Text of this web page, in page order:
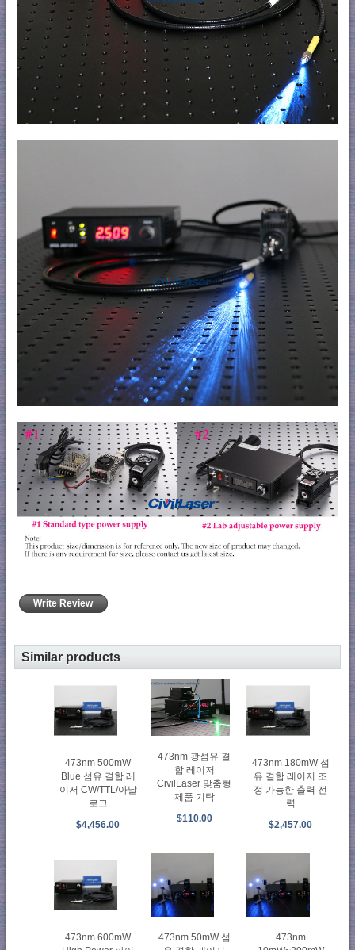
Write Review
Similar products
473nm 500mW
Blue 섬유 결합 레
이저 CW/TTL/아날
로그
$4,456.00
473nm 광섬유 결
합 레이저
CivilLaser 맞춤형
제품 기탁
$110.00
473nm 180mW 섬
유 결합 레이저 조
정 가능한 출력 전
력
$2,457.00
473nm 600mW
473nm 50mW 섬
473nm